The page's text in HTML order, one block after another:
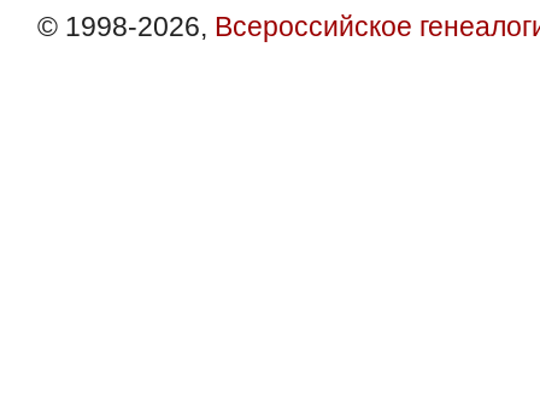
© 1998-2026, Всероссийское